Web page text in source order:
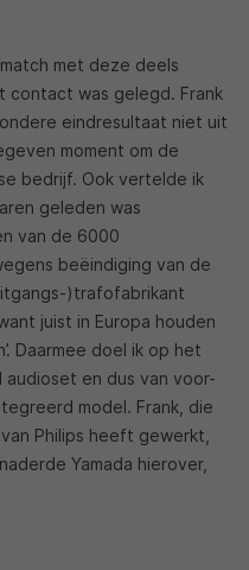
met deze deels
contact was gelegd. Frank
eindresultaat niet uit
moment om de
bedrijf. Ook vertelde ik
geleden was
van de 6000
beëindiging van de
)trafofabrikant
juist in Europa houden
Daarmee doel ik op het
en dus van voor-
model. Frank, die
Philips heeft gewerkt,
Yamada hierover,